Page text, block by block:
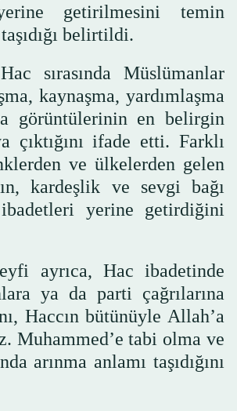
getirilmesini temin
belirtildi.
sırasında Müslümanlar
kaynaşma, yardımlaşma
görüntülerinin en belirgin
çıktığını ifade etti. Farklı
ve ülkelerden gelen
kardeşlik ve sevgi bağı
yerine getirdiğini
ayrıca, Hac ibadetinde
ya da parti çağrılarına
Haccın bütünüyle Allah’a
Muhammed’e tabi olma ve
arınma anlamı taşıdığını